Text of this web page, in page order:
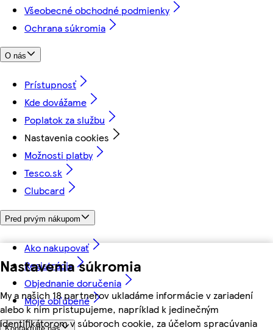
Nastavenia súkromia
My a našich 18 partnerov ukladáme informácie v zariadení
alebo k nim pristupujeme, napríklad k jedinečným
identifikátorom v súboroch cookie, za účelom spracúvania
Všeobecné obchodné podmienky
Ochrana súkromia
O nás
Prístupnosť
Kde dovážame
Poplatok za službu
Nastavenia cookies
Možnosti platby
Tesco.sk
Clubcard
Pred prvým nákupom
Ako nakupovať
Registrácia
Objednanie doručenia
Moje obľúbené